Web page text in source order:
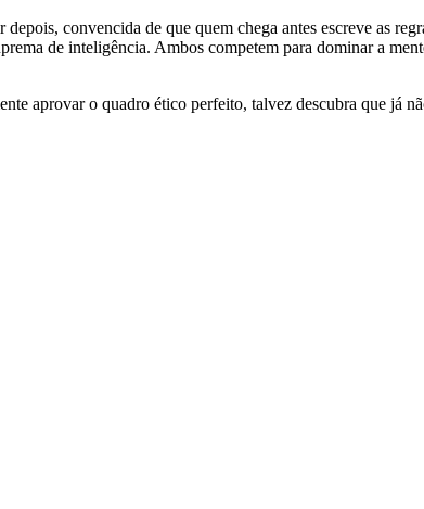
convencida de que quem chega antes escreve as
de inteligência. Ambos competem para dominar a
aprovar o quadro ético perfeito, talvez descubra que já